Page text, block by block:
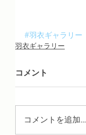
#羽衣ギャラリー
羽衣ギャラリー
コメント
コメントを追加…